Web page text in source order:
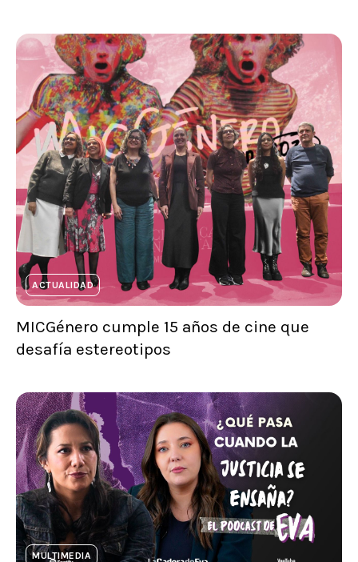
ACTUALIDAD
MICGénero cumple 15 años de cine que
desafía estereotipos
MULTIMEDIA